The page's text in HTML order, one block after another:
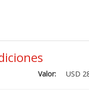
Valor: USD